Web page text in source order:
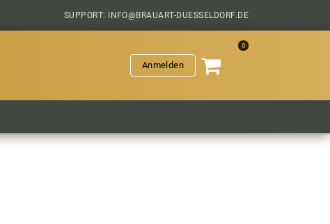
SUPPORT: INFO@BRAUART-DUESSELDORF.DE
Anmelden
0